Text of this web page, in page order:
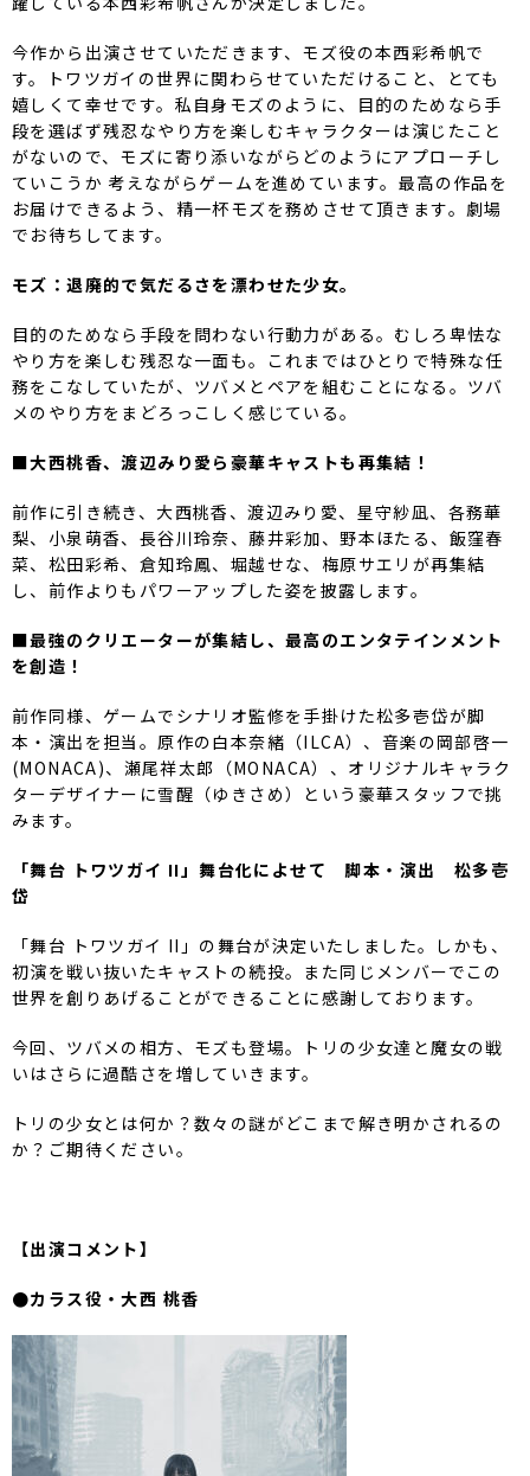
今作から出演させていただきます、モズ役の本西彩希帆で
す。トワツガイの世界に関わらせていただけること、とても
嬉しくて幸せです。私自身モズのように、目的のためなら手
段を選ばず残忍なやり方を楽しむキャラクターは演じたこと
がないので、モズに寄り添いながらどのようにアプローチし
ていこうか 考えながらゲームを進めています。最高の作品を
お届けできるよう、精一杯モズを務めさせて頂きます。劇場
でお待ちしてます。
モズ：退廃的で気だるさを漂わせた少女。
目的のためなら手段を問わない行動力がある。むしろ卑怯な
やり方を楽しむ残忍な一面も。これまではひとりで特殊な任
務をこなしていたが、ツバメとペアを組むことになる。ツバ
メのやり方をまどろっこしく感じている。
■大西桃香、渡辺みり愛ら豪華キャストも再集結！
前作に引き続き、大西桃香、渡辺みり愛、星守紗凪、各務華
梨、小泉萌香、長谷川玲奈、藤井彩加、野本ほたる、飯窪春
菜、松田彩希、倉知玲鳳、堀越せな、梅原サエリが再集結
し、前作よりもパワーアップした姿を披露します。
■最強のクリエーターが集結し、最高のエンタテインメント
を創造！
前作同様、ゲームでシナリオ監修を手掛けた松多壱岱が脚
本・演出を担当。原作の白本奈緒（ILCA）、音楽の岡部啓一
(MONACA)、瀬尾祥太郎（MONACA）、オリジナルキャラク
ターデザイナーに雪醒（ゆきさめ）という豪華スタッフで挑
みます。
「舞台 トワツガイ II」舞台化によせて 脚本・演出 松多壱
岱
「舞台 トワツガイ II」の舞台が決定いたしました。しかも、
初演を戦い抜いたキャストの続投。また同じメンバーでこの
世界を創りあげることができることに感謝しております。
今回、ツバメの相方、モズも登場。トリの少女達と魔女の戦
いはさらに過酷さを増していきます。
トリの少女とは何か？数々の謎がどこまで解き明かされるの
か？ご期待ください。
【出演コメント】
●カラス役・大西 桃香